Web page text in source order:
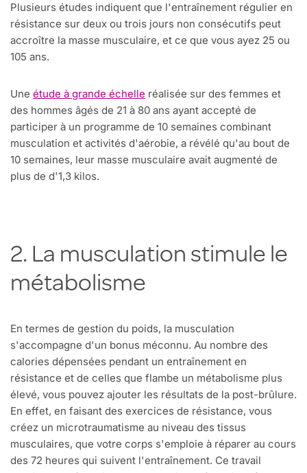
Plusieurs études indiquent que l'entraînement régulier en
résistance sur deux ou trois jours non consécutifs peut
accroître la masse musculaire, et ce que vous ayez 25 ou
105 ans.
Une étude à grande échelle réalisée sur des femmes et
des hommes âgés de 21 à 80 ans ayant accepté de
participer à un programme de 10 semaines combinant
musculation et activités d'aérobie, a révélé qu'au bout de
10 semaines, leur masse musculaire avait augmenté de
plus de d'1,3 kilos.
2. La musculation stimule le
métabolisme
En termes de gestion du poids, la musculation
s'accompagne d'un bonus méconnu. Au nombre des
calories dépensées pendant un entraînement en
résistance et de celles que flambe un métabolisme plus
élevé, vous pouvez ajouter les résultats de la post-brûlure.
En effet, en faisant des exercices de résistance, vous
créez un microtraumatisme au niveau des tissus
musculaires, que votre corps s'emploie à réparer au cours
des 72 heures qui suivent l'entraînement. Ce travail